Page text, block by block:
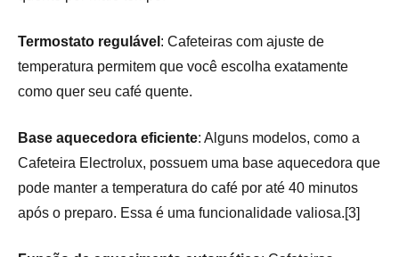
Termostato regulável : Cafeteiras com ajuste de
temperatura permitem que você escolha exatamente
como quer seu café quente.
Base aquecedora eficiente: Alguns modelos, como a
Cafeteira Electrolux, possuem uma base aquecedora que
pode manter a temperatura do café por até 40 minutos
após o preparo. Essa é uma funcionalidade valiosa.[3]